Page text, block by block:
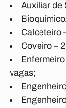
Auxiliar de
Calceteiro
Coveiro –
vagas;